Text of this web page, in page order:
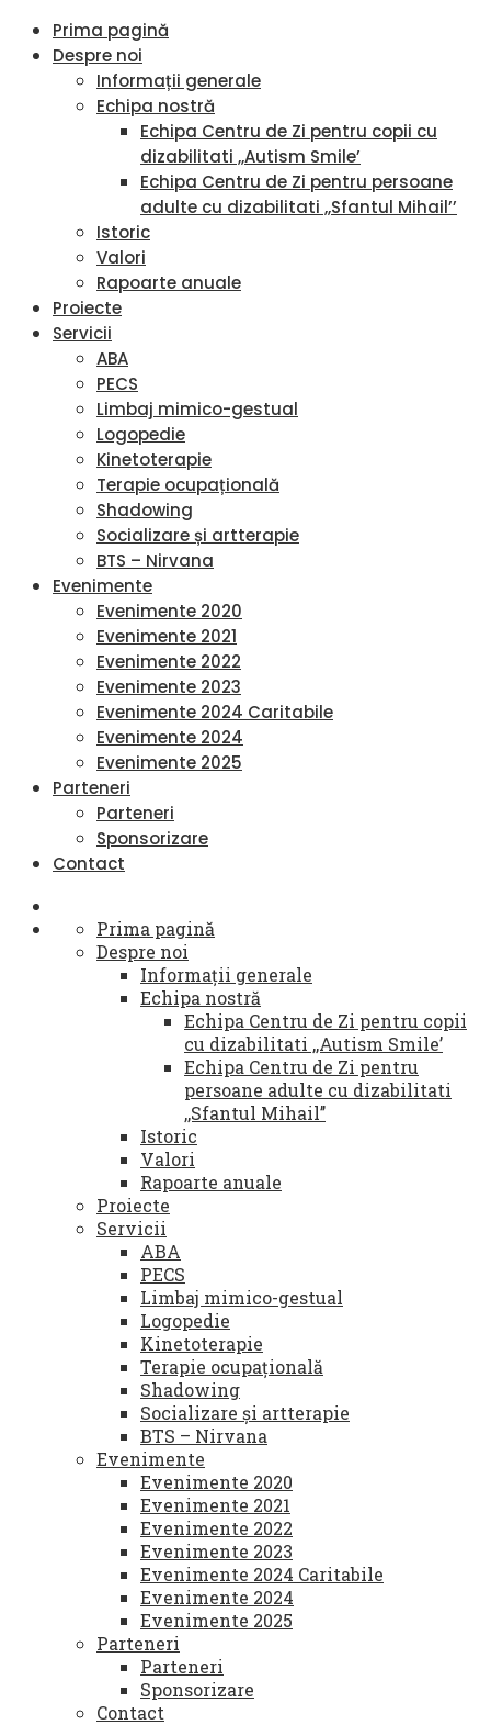
Prima pagină
Despre noi
Informații generale
Echipa nostră
Echipa Centru de Zi pentru copii cu
dizabilitati ,,Autism Smile’
Echipa Centru de Zi pentru persoane
adulte cu dizabilitati ,,Sfantul Mihail’’
Istoric
Valori
Rapoarte anuale
Proiecte
Servicii
ABA
PECS
Limbaj mimico-gestual
Logopedie
Kinetoterapie
Terapie ocupațională
Shadowing
Socializare și artterapie
BTS – Nirvana
Evenimente
Evenimente 2020
Evenimente 2021
Evenimente 2022
Evenimente 2023
Evenimente 2024 Caritabile
Evenimente 2024
Evenimente 2025
Parteneri
Parteneri
Sponsorizare
Contact
Prima pagină
Despre noi
Informații generale
Echipa nostră
Echipa Centru de Zi pentru copii
cu dizabilitati ,,Autism Smile’
Echipa Centru de Zi pentru
persoane adulte cu dizabilitati
,,Sfantul Mihail’’
Istoric
Valori
Rapoarte anuale
Proiecte
Servicii
ABA
PECS
Limbaj mimico-gestual
Logopedie
Kinetoterapie
Terapie ocupațională
Shadowing
Socializare și artterapie
BTS – Nirvana
Evenimente
Evenimente 2020
Evenimente 2021
Evenimente 2022
Evenimente 2023
Evenimente 2024 Caritabile
Evenimente 2024
Evenimente 2025
Parteneri
Parteneri
Sponsorizare
Contact